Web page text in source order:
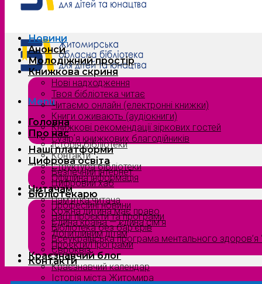
Menu
Головна
Про нас
Історія бібліотеки
Контакти
Структура бібліотеки
Офіційна інформація
Читачам
Пам’ятка читача
Кожна дитина має право
Єдина країна — єдина сім’я
Допитливим дітям
Проєкти/Програми
Краєзнавчий блог
Краєзнавчий календар
Історія міста Житомира
Новини
Анонси
Молодіжний простір
Книжкова скриня
Нові надходження
Твоя бібліотека читає
Читаємо онлайн (електронні книжки)
Книги оживають (аудіокниги)
Книжкові рекомендації зіркових гостей
Сузірʼя книжкових благодійників
Наші платформи
Цифрова освіта
Безпечний інтернет
Цифровий хаб
Бібліотекарю
Професійні новини
Наші проєкти та програми
Бібліотека без бар’єрів
Всеукраїнська програма ментального здоров’я
Євроквіз
Контакти